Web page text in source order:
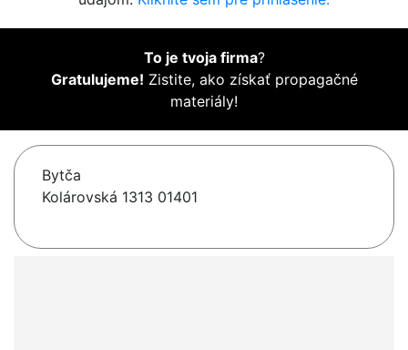
To je tvoja firma?
Gratulujeme! Zistite, ako získať propagačné
materiály!
Bytča
Kolárovská 1313 01401